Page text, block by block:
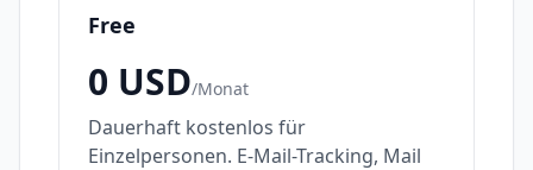
Free
0 USD/Monat
Dauerhaft kostenlos für
Einzelpersonen. E-Mail-Tracking, Mail